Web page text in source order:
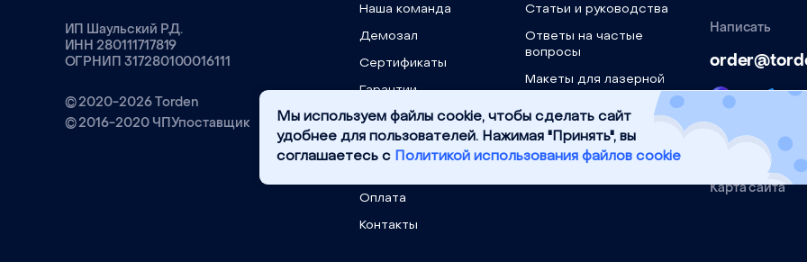
ИП Шаульский Р.Д.
ИНН 280111717819
ОГРНИП 317280100016111
© 2020-2026 Torden
© 2016-2020 ЧПУпоставщик
Наша команда
Демозал
Сертификаты
Гарантии
Новости
Оплата
Контакты
Статьи и руководства
Ответы на частые
вопросы
Макеты для лазерной
Скачать инструкции,
ПО, драйверы
Написать
Политика
Карта сайта